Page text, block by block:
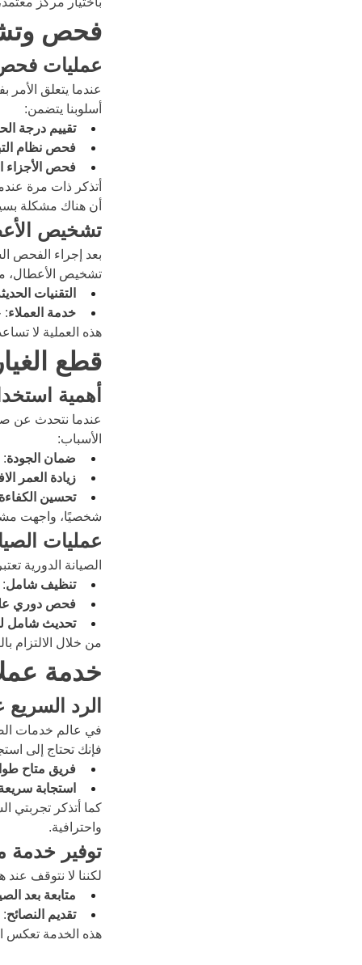
فحص
عمليات فحص
عندما يتعلق
أسلوبنا يتضمن:
تقييم درجة
فحص نظام
فحص الأجزاء
أتذكر ذات مرة
أن هناك مشكلة
تشخيص
بعد إجراء الفحص
تشخيص الأعطال،
التقنيات
خدمة العملاء:
هذه العملية لا
قطع
أهمية
عندما نتحدث عن
الأسباب:
ضمان الجودة:
زيادة العمر
تحسين الكفاءة
شخصيًا، واجهت
عمليات
الصيانة الدورية
تنظيف شامل:
فحص دوري
تحديث شامل
من خلال الالتزام
خدمة
الرد
في عالم خدمات
فإنك تحتاج إلى
فريق متاح
استجابة
كما أتذكر تجربتي
واحترافية.
توفير خدمة
لكننا لا نتوقف عند
متابعة بعد
تقديم النصائح:
هذه الخدمة تعكس